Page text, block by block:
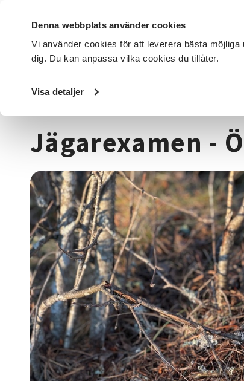
Denna webbplats använder cookies
Vi använder cookies för att leverera bästa
dig. Du kan anpassa vilka cookies du tillåter.
Visa detaljer
DET HÄR GÖR VI FÖR DIG SOM SÖK KURSER OCH
Startsida / Kurser och evenemang
Jägarexamen -